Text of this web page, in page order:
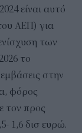
είναι αυτό
ΑΕΠ) για
των
το
στην
φόρος
τον προς
1,6 δισ ευρώ.